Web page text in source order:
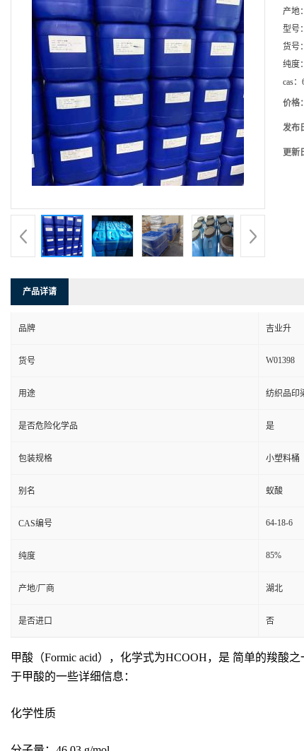
产地：
型号：
货号：
纯度：
cas：
价格：
发布
更新
产品详请
品牌 吉业升
货号 W01398
用途 纺织品印
是否危险化学品 是
包装规格 小塑料桶
别名 蚁酸
CAS编号 64-18-6
纯度 85%
产地/厂商 湖北
是否进口 否
甲酸（Formic acid），化学式为HCOOH，是 简单的羧酸
于甲酸的一些详细信息：
化学性质